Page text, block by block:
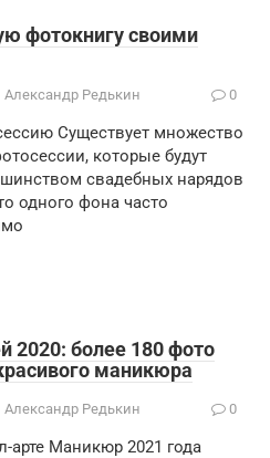
фотокнигу своими
Александр Редькин 0
Существует множество
которые будут
свадебных нарядов
одного фона часто
2020: более 180 фото
маникюра
Александр Редькин 0
Маникюр 2021 года